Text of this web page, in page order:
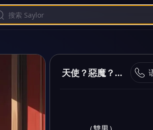
天使？惡魔？異類嗎？